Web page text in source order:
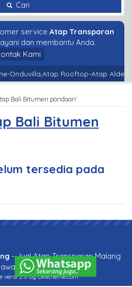
Cari
service Atap Transparan
dan membantu Anda.
Kami
Onduvilla,Atap Rooftop-Atap
Bali Bitumen pandaan'
Bali Bitumen
tersedia pada
- Jual Atap Transparan Malang
Timur
versi 2.0 by Oketheme.com